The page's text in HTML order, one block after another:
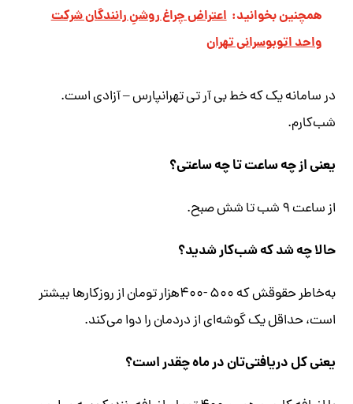
همچنین بخوانید: اعتراض چراغ روشنِ رانندگان شرکت
واحد اتوبوسرانی تهران
در سامانه یک که خط بی آر تی تهرانپارس – آزادی است.
شب‌کارم.
یعنی از چه ساعت تا چه ساعتی؟
از ساعت ۹ شب تا شش صبح.
حالا چه شد که شب‌کار شدید؟
به‌خاطر حقوقش که ۵۰۰ -۴۰۰هزار تومان از روزکارها بیشتر
است، حداقل یک گوشه‌ای از دردمان را دوا می‌کند.
یعنی کل دریافتی‌تان در ماه چقدر است؟